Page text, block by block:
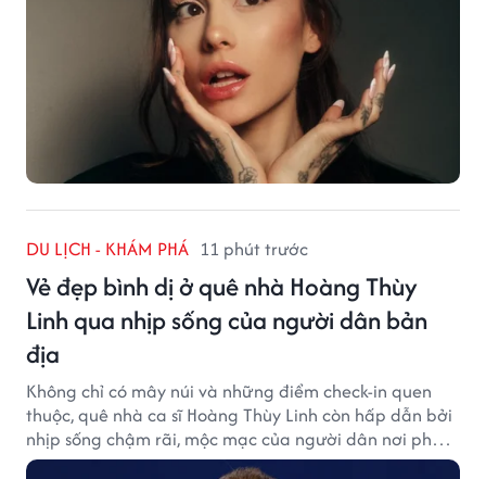
DU LỊCH - KHÁM PHÁ 11 phút trước
Vẻ đẹp bình dị ở quê nhà Hoàng Thùy
Linh qua nhịp sống của người dân bản
địa
Không chỉ có mây núi và những điểm check-in quen
thuộc, quê nhà ca sĩ Hoàng Thùy Linh còn hấp dẫn bởi
nhịp sống chậm rãi, mộc mạc của người dân nơi phố
núi.